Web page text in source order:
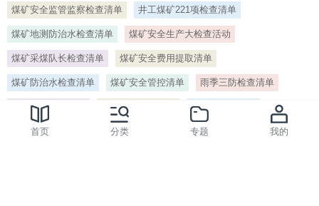
度1 2.采煤4 3.掘进5 4.地测与防治水7 5.机电12 6.运输
15。
煤矿安全监管监察检查清单 井工煤矿221项检查清单
煤矿地测防治水检查清单 煤矿安全生产大检查活动
煤矿采煤队长检查清单 煤矿安全费用提取清单
煤矿防治水检查清单 煤矿安全管控清单 雨季三防检查清单
运输各种检查清单 一通三防检查清单 火工品检查清单
日常检查清单 机电检查清单 检查清单
首页 分类 专题 我的